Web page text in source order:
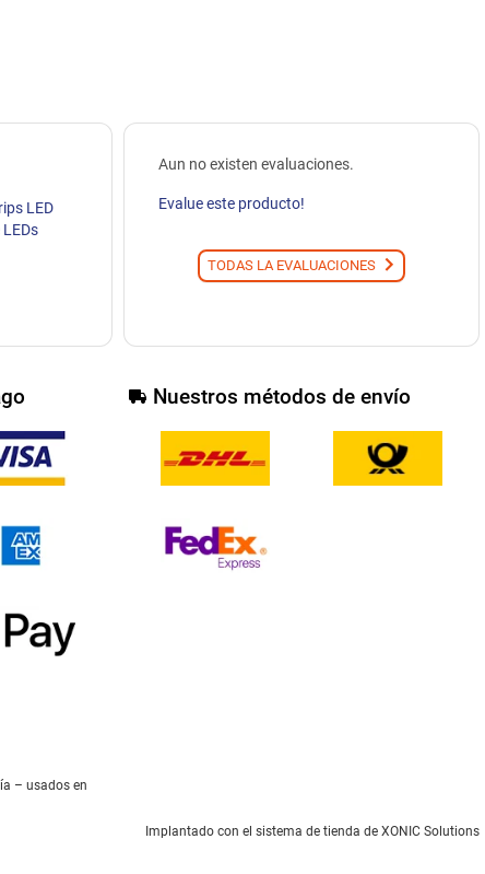
LED
Aun no existen evaluaciones.
Evalue este producto!
TODAS LA EVALUACIONES
Nuestros métodos de envío
– usados en
Implantado con el sistema de tienda de XONIC Solutions